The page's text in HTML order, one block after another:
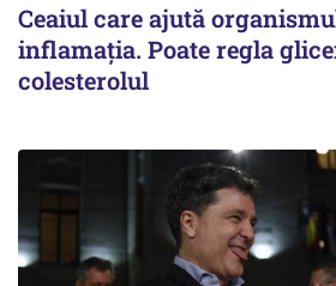
Ceaiul care ajută
inflamația. Poate regla
colesterolul